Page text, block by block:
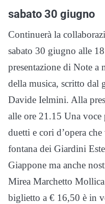
sabato 30 giugno
Continuerà la
sabato 30 giugno alle
presentazione di Note
della musica, scritto dal
Davide Ielmini. Alla
alle ore 21.15 Una
duetti e cori d’opera
fontana dei Giardini
Giappone ma anche
Mirea Marchetto
biglietto a € 16,50 è in